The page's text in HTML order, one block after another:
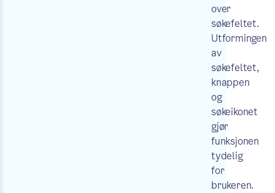
over
søkefeltet.
Utformingen
av
søkefeltet,
knappen
og
søkeikonet
gjør
funksjonen
tydelig
for
brukeren.